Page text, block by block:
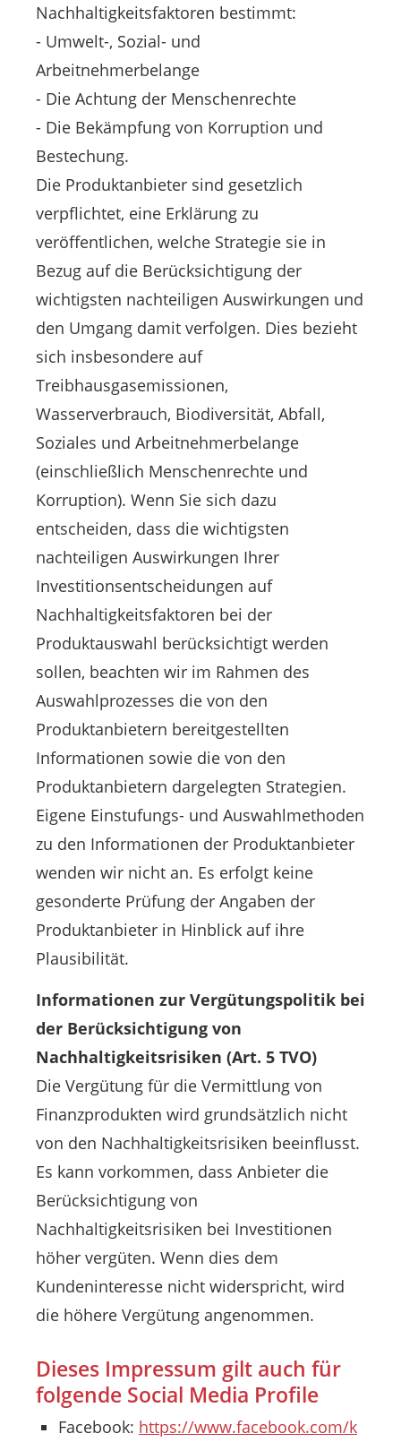
Nachhaltigkeitsfaktoren bestimmt:
- Umwelt-, Sozial- und
Arbeitnehmerbelange
- Die Achtung der Menschenrechte
- Die Bekämpfung von Korruption und
Bestechung.
Die Produktanbieter sind gesetzlich
verpflichtet, eine Erklärung zu
veröffentlichen, welche Strategie sie in
Bezug auf die Berücksichtigung der
wichtigsten nachteiligen Auswirkungen und
den Umgang damit verfolgen. Dies bezieht
sich insbesondere auf
Treibhausgasemissionen,
Wasserverbrauch, Biodiversität, Abfall,
Soziales und Arbeitnehmerbelange
(einschließlich Menschenrechte und
Korruption). Wenn Sie sich dazu
entscheiden, dass die wichtigsten
nachteiligen Auswirkungen Ihrer
Investitionsentscheidungen auf
Nachhaltigkeitsfaktoren bei der
Produktauswahl berücksichtigt werden
sollen, beachten wir im Rahmen des
Auswahlprozesses die von den
Produktanbietern bereitgestellten
Informationen sowie die von den
Produktanbietern dargelegten Strategien.
Eigene Einstufungs- und Auswahlmethoden
zu den Informationen der Produktanbieter
wenden wir nicht an. Es erfolgt keine
gesonderte Prüfung der Angaben der
Produktanbieter in Hinblick auf ihre
Plausibilität.
Informationen zur Vergütungspolitik bei
der Berücksichtigung von
Nachhaltigkeitsrisiken (Art. 5 TVO)
Die Vergütung für die Vermittlung von
Finanzprodukten wird grundsätzlich nicht
von den Nachhaltigkeitsrisiken beeinflusst.
Es kann vorkommen, dass Anbieter die
Berücksichtigung von
Nachhaltigkeitsrisiken bei Investitionen
höher vergüten. Wenn dies dem
Kundeninteresse nicht widerspricht, wird
die höhere Vergütung angenommen.
Dieses Impressum gilt auch für
folgende Social Media Profile
Facebook: https://www.facebook.com/k